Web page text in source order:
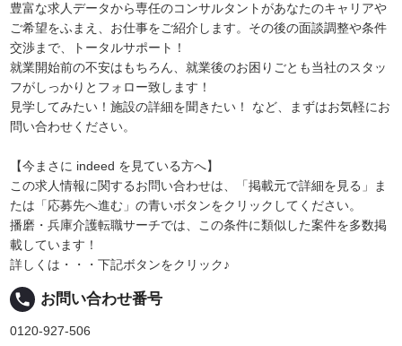
豊富な求人データから専任のコンサルタントがあなたのキャリアや
ご希望をふまえ、お仕事をご紹介します。その後の面談調整や条件
交渉まで、トータルサポート！
就業開始前の不安はもちろん、就業後のお困りごとも当社のスタッ
フがしっかりとフォロー致します！
見学してみたい！施設の詳細を聞きたい！ など、まずはお気軽にお
問い合わせください。
【今まさに indeed を見ている方へ】
この求人情報に関するお問い合わせは、「掲載元で詳細を見る」ま
たは「応募先へ進む」の青いボタンをクリックしてください。
播磨・兵庫介護転職サーチでは、この条件に類似した案件を多数掲
載しています！
詳しくは・・・下記ボタンをクリック♪
local_phone お問い合わせ番号
0120-927-506